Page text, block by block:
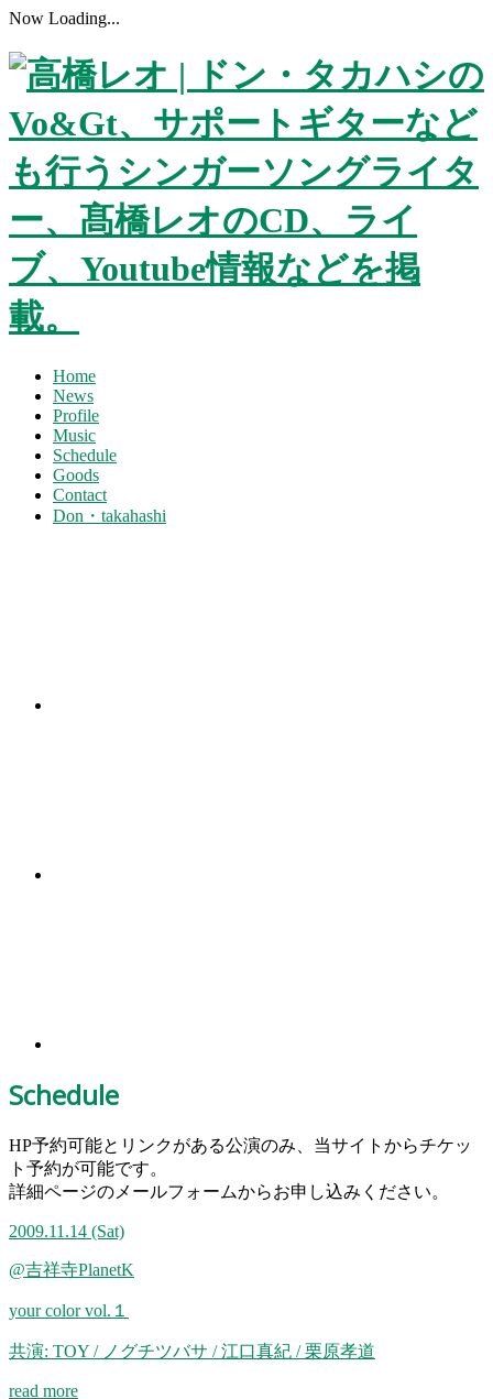
Now Loading...
Home
News
Profile
Music
Schedule
Goods
Contact
Don・takahashi
Schedule
HP予約可能とリンクがある公演のみ、当サイトからチケッ
ト予約が可能です。
詳細ページのメールフォームからお申し込みください。
2009.11.14 (Sat)
@吉祥寺PlanetK
your color vol.１
共演: TOY / ノグチツバサ / 江口真紀 / 栗原孝道
read more